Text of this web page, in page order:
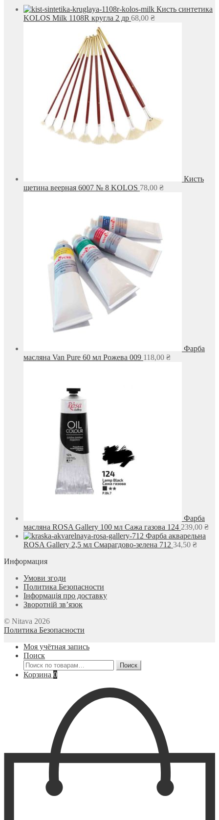
Кисть синтетика
KOLOS Milk 1108R кругла 2 др 68,00 ₴
Кисть
щетина веерная 6007 № 8 KOLOS 78,00 ₴
Фарба
масляна Van Pure 60 мл Рожева 009 118,00 ₴
Фарба
масляна ROSA Gallery 100 мл Сажа газова 124 239,00 ₴
Фарба акварельна
ROSA Gallery 2,5 мл Смарагдово-зелена 712 34,50 ₴
Информация
Умови згоди
Политика Безопасности
Інформація про доставку
Зворотній зв’язок
© Nitava 2026
Политика Безопасности
Моя учётная запись
Поиск
Искать:
Поиск
Корзина 0